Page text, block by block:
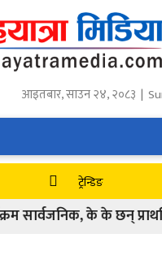
आइतबार,साउन२४,२०८३ |
ट्रेन्डिङ
के के छन्